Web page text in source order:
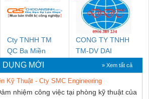
Cty TNHH TM
QC Ba Miền
CONG TY TNHH
TM-DV DAI
DONG THANH
MỚI » Xem tất cả
Kỹ Thuật - Cty SMC Engineering
nhiệm công việc tại phòng kỹ thuật của